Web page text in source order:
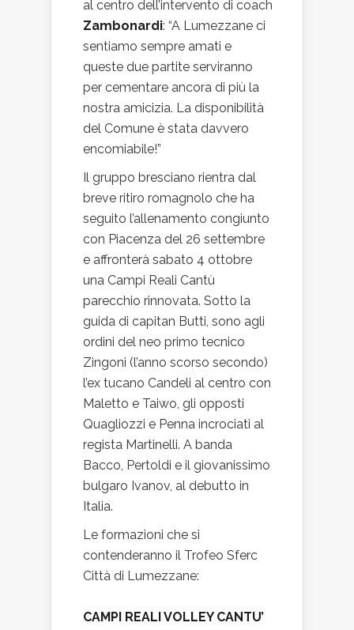
al centro dell’intervento di coach
Zambonardi: “A Lumezzane ci
sentiamo sempre amati e
queste due partite serviranno
per cementare ancora di più la
nostra amicizia. La disponibilità
del Comune è stata davvero
encomiabile!”
Il gruppo bresciano rientra dal
breve ritiro romagnolo che ha
seguito l’allenamento congiunto
con Piacenza del 26 settembre
e affronterà sabato 4 ottobre
una Campi Reali Cantù
parecchio rinnovata. Sotto la
guida di capitan Butti, sono agli
ordini del neo primo tecnico
Zingoni (l’anno scorso secondo)
l’ex tucano Candeli al centro con
Maletto e Taiwo, gli opposti
Quagliozzi e Penna incrociati al
regista Martinelli. A banda
Bacco, Pertoldi e il giovanissimo
bulgaro Ivanov, al debutto in
Italia.
Le formazioni che si
contenderanno il Trofeo Sferc
Città di Lumezzane:
CAMPI REALI VOLLEY CANTU’